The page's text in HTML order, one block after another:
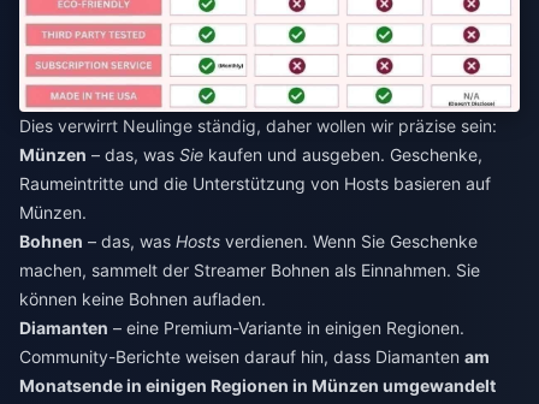
Dies verwirrt Neulinge ständig, daher wollen wir präzise sein:
Münzen – das, was Sie kaufen und ausgeben. Geschenke,
Raumeintritte und die Unterstützung von Hosts basieren auf
Münzen.
Bohnen – das, was Hosts verdienen. Wenn Sie Geschenke
machen, sammelt der Streamer Bohnen als Einnahmen. Sie
können keine Bohnen aufladen.
Diamanten – eine Premium-Variante in einigen Regionen.
Community-Berichte weisen darauf hin, dass Diamanten am
Monatsende in einigen Regionen in Münzen umgewandelt